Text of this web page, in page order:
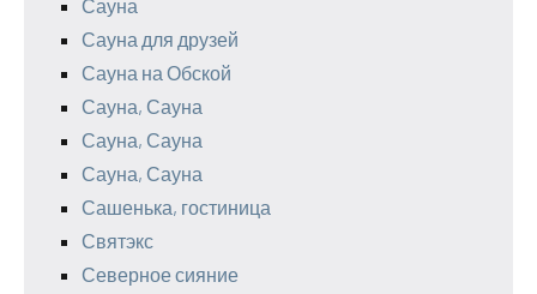
Сауна
Сауна для друзей
Сауна на Обской
Сауна, Сауна
Сауна, Сауна
Сауна, Сауна
Сашенька, гостиница
Святэкс
Северное сияние